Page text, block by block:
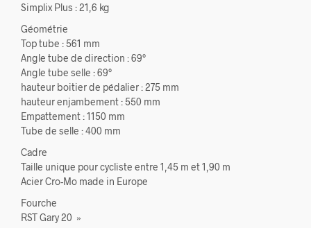
Simplix Plus : 21,6 kg
Géométrie
Top tube : 561 mm
Angle tube de direction : 69°
Angle tube selle : 69°
hauteur boitier de pédalier : 275 mm
hauteur enjambement : 550 mm
Empattement : 1150 mm
Tube de selle : 400 mm
Cadre
Taille unique pour cycliste entre 1,45 m et 1,90 m
Acier Cro-Mo made in Europe
Fourche
RST Gary 20 »